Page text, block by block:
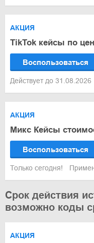
АКЦИЯ
TikTok кейсы по
Воспользоваться
Действует до 31.08.2026
АКЦИЯ
Микс Кейсы
Воспользоваться
Только сегодня!
Срок действия
возможно коды
АКЦИЯ